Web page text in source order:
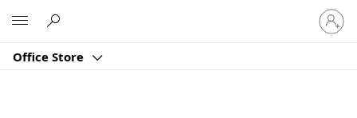
Office Store
Logige
sisse
oma